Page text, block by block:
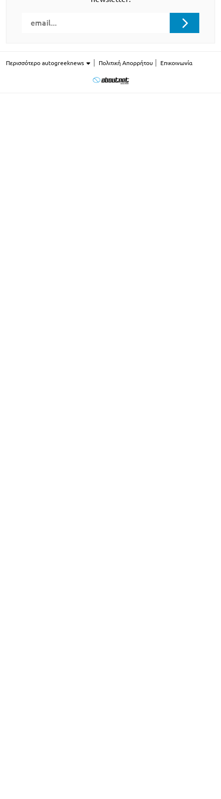
Περισσότερο autogreeknews Πολιτική Απορρήτου Επικοινωνία